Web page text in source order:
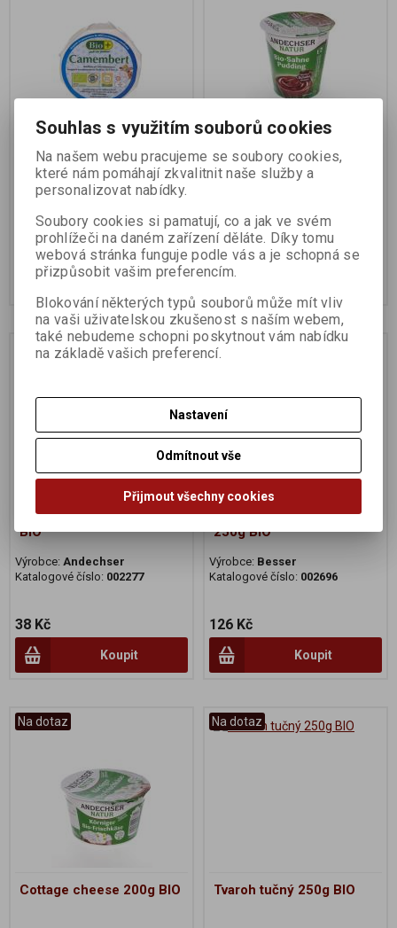
Cammembert 100g BIO
Výrobce:BIO plus
70 Kč
Koupit
BIO
38 Kč
Na dotaz
Puding vanilkový 150g
BIO
Výrobce: Andechser
Katalogové číslo: 002277
38 Kč
Koupit
Na dotaz
Máslo ze sladké smetany
250g BIO
Výrobce: Besser
Katalogové číslo: 002696
126 Kč
Koupit
Na dotaz
Cottage cheese 200g BIO
Na dotaz
Tvaroh tučný 250g BIO
Souhlas s využitím souborů cookies
Na našem webu pracujeme se soubory cookies,
které nám pomáhají zkvalitnit naše služby a
personalizovat nabídky.
Soubory cookies si pamatují, co a jak ve svém
prohlížeči na daném zařízení děláte. Díky tomu
webová stránka funguje podle vás a je schopná se
přizpůsobit vašim preferencím.
Blokování některých typů souborů může mít vliv
na vaši uživatelskou zkušenost s naším webem,
také nebudeme schopni poskytnout vám nabídku
na základě vašich preferencí.
Nastavení
Odmítnout vše
Přijmout všechny cookies